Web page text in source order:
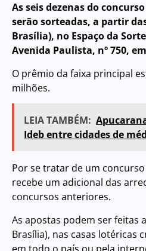
As seis dezenas do
serão sorteadas, a partir
Brasília), no Espaço da
Avenida Paulista, nº 750,
O prêmio da faixa principal
milhões.
LEIA TAMBÉM:
Ideb entre cidades de
Por se tratar de um
recebe um adicional das
concursos anteriores.
As apostas podem ser feitas
Brasília), nas casas lotéricas
em todo o país ou pela